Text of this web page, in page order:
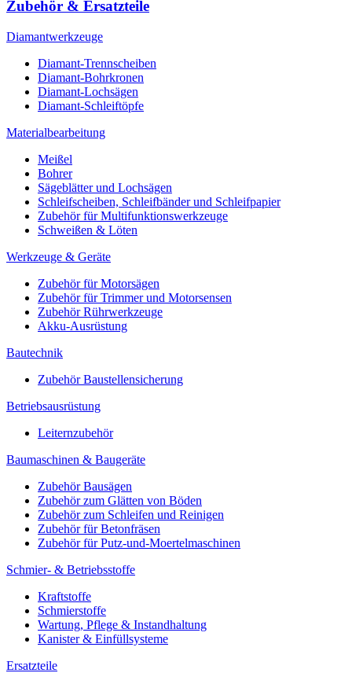
Zubehör & Ersatzteile
Diamantwerkzeuge
Diamant-Trennscheiben
Diamant-Bohrkronen
Diamant-Lochsägen
Diamant-Schleiftöpfe
Materialbearbeitung
Meißel
Bohrer
Sägeblätter und Lochsägen
Schleifscheiben, Schleifbänder und Schleifpapier
Zubehör für Multifunktionswerkzeuge
Schweißen & Löten
Werkzeuge & Geräte
Zubehör für Motorsägen
Zubehör für Trimmer und Motorsensen
Zubehör Rührwerkzeuge
Akku-Ausrüstung
Bautechnik
Zubehör Baustellensicherung
Betriebsausrüstung
Leiternzubehör
Baumaschinen & Baugeräte
Zubehör Bausägen
Zubehör zum Glätten von Böden
Zubehör zum Schleifen und Reinigen
Zubehör für Betonfräsen
Zubehör für Putz-und-Moertelmaschinen
Schmier- & Betriebsstoffe
Kraftstoffe
Schmierstoffe
Wartung, Pflege & Instandhaltung
Kanister & Einfüllsysteme
Ersatzteile